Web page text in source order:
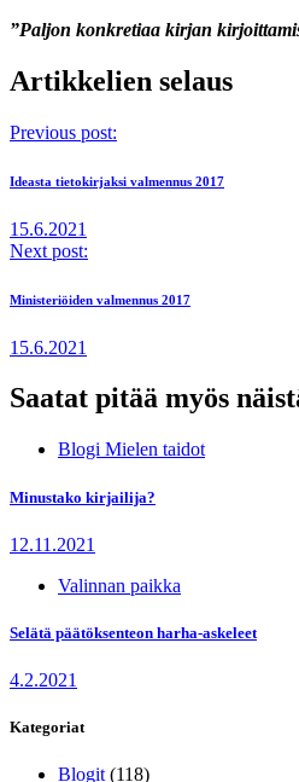
”Paljon konkretiaa kirjan
Artikkelien selaus
Previous post:
Ideasta tietokirjaksi valmennus 2017
15.6.2021
Next post:
Ministeriöiden valmennus 2017
15.6.2021
Saatat pitää myös
Blogi Mielen taidot
Minustako kirjailija?
12.11.2021
Valinnan paikka
Selätä päätöksenteon harha-askeleet
4.2.2021
Kategoriat
Blogit(118)